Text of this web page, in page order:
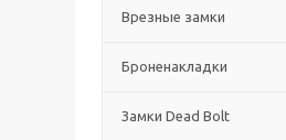
Врезные замки
Броненакладки
Замки Dead Bolt